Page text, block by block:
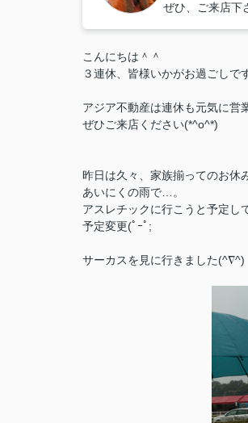
ぜひ、ご来店下
こんにちは＾＾
３連休、皆様いかがお過ごしで
アジア不動産は連休も元気に営
ぜひご来店ください(*^o^*)
昨日は久々、家族揃ってのお休
あいにくの雨で…。
アスレチックに行こうと予定し
予定変更(ﾟｰﾟ;
サーカスを見に行きました(^∇^)